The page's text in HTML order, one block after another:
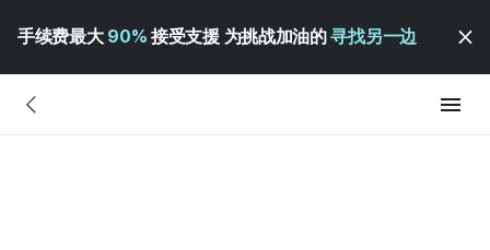
手续费最大 90% 接受支援 为挑战加油的寻找另一边